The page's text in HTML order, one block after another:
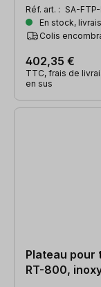
Réf. art. : SA-
En stock,
Colis
402,35 €
TTC, frais de
en sus
Plateau pour
RT-800,